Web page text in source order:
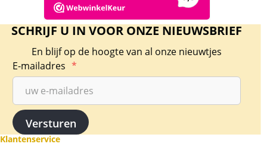
SCHRIJF U IN VOOR ONZE NIEUWSBRIEF
En blijf op de hoogte van al onze nieuwtjes
E-mailadres *
Klantenservice